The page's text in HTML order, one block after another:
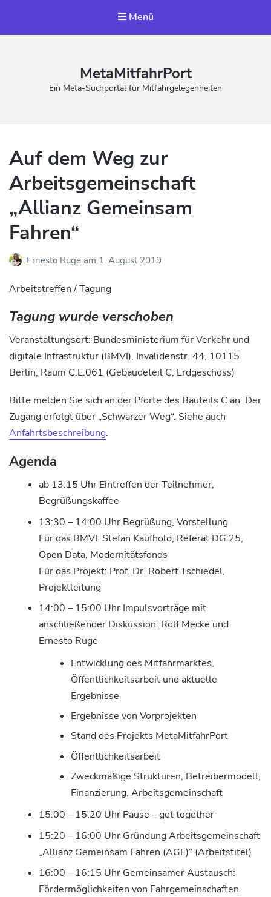
Menü
MetaMitfahrPort
Ein Meta-Suchportal für Mitfahrgelegenheiten
Auf dem Weg zur
Arbeitsgemeinschaft
„Allianz Gemeinsam
Fahren“
Ernesto Ruge am 1. August 2019
Arbeitstreffen / Tagung
Tagung wurde verschoben
Veranstaltungsort: Bundesministerium für Verkehr und
digitale Infrastruktur (BMVI), Invalidenstr. 44, 10115
Berlin, Raum C.E.061 (Gebäudeteil C, Erdgeschoss)
Bitte melden Sie sich an der Pforte des Bauteils C an. Der
Zugang erfolgt über „Schwarzer Weg“. Siehe auch
Anfahrtsbeschreibung.
Agenda
ab 13:15 Uhr Eintreffen der Teilnehmer,
Begrüßungskaffee
13:30 – 14:00 Uhr Begrüßung, Vorstellung
Für das BMVI: Stefan Kaufhold, Referat DG 25,
Open Data, Modernitätsfonds
Für das Projekt: Prof. Dr. Robert Tschiedel,
Projektleitung
14:00 – 15:00 Uhr Impulsvorträge mit
anschließender Diskussion: Rolf Mecke und
Ernesto Ruge
Entwicklung des Mitfahrmarktes,
Öffentlichkeitsarbeit und aktuelle
Ergebnisse
Ergebnisse von Vorprojekten
Stand des Projekts MetaMitfahrPort
Öffentlichkeitsarbeit
Zweckmäßige Strukturen, Betreibermodell,
Finanzierung, Arbeitsgemeinschaft
15:00 – 15:20 Uhr Pause – get together
15:20 – 16:00 Uhr Gründung Arbeitsgemeinschaft
„Allianz Gemeinsam Fahren (AGF)“ (Arbeitstitel)
16:00 – 16:15 Uhr Gemeinsamer Austausch:
Fördermöglichkeiten von Fahrgemeinschaften